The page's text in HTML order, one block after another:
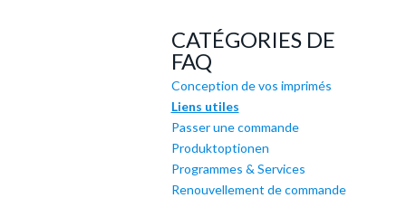
CATÉGORIES DE
FAQ
Conception de vos imprimés
Liens utiles
Passer une commande
Produktoptionen
Programmes & Services
Renouvellement de commande